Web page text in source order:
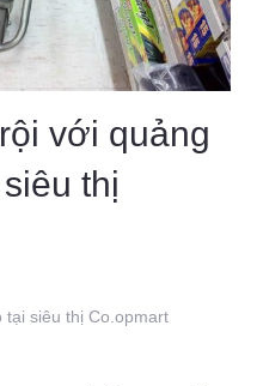
với quảng
thị
tại siêu thị Co.opmart